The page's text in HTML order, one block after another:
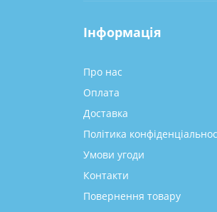
Інформація
Про нас
Оплата
Доставка
Політика
Умови угоди
Контакти
Повернення товару